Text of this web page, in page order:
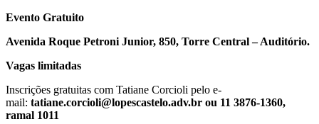
Evento Gratuito
Avenida Roque Petroni Junior, 850, Torre Central – Auditório.
Vagas limitadas
Inscrições gratuitas com Tatiane Corcioli pelo e-
mail: tatiane.corcioli@lopescastelo.adv.br ou 11 3876-1360,
ramal 1011